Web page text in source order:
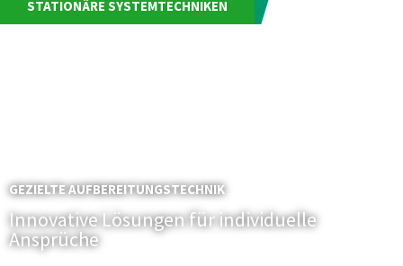
STATIONÄRE SYSTEMTECHNIKEN
GEZIELTE AUFBEREITUNGSTECHNIK
Innovative Lösungen für individuelle
Ansprüche